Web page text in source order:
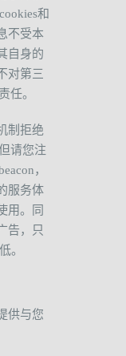
cookies和
不受本
自身的
对第三
任。
制拒绝
请您注
，
服务体
用。同
告，只
低。
供与您